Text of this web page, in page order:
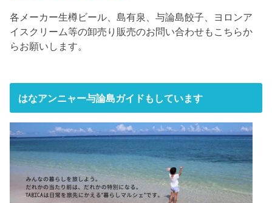
各メーカー生樽ビール、島有泉、与論島餃子、ヨロンア
イスクリーム等の卸売り販売のお問い合わせもこちらか
らお願いします。
はなアンニャー与論島ガイドもしています